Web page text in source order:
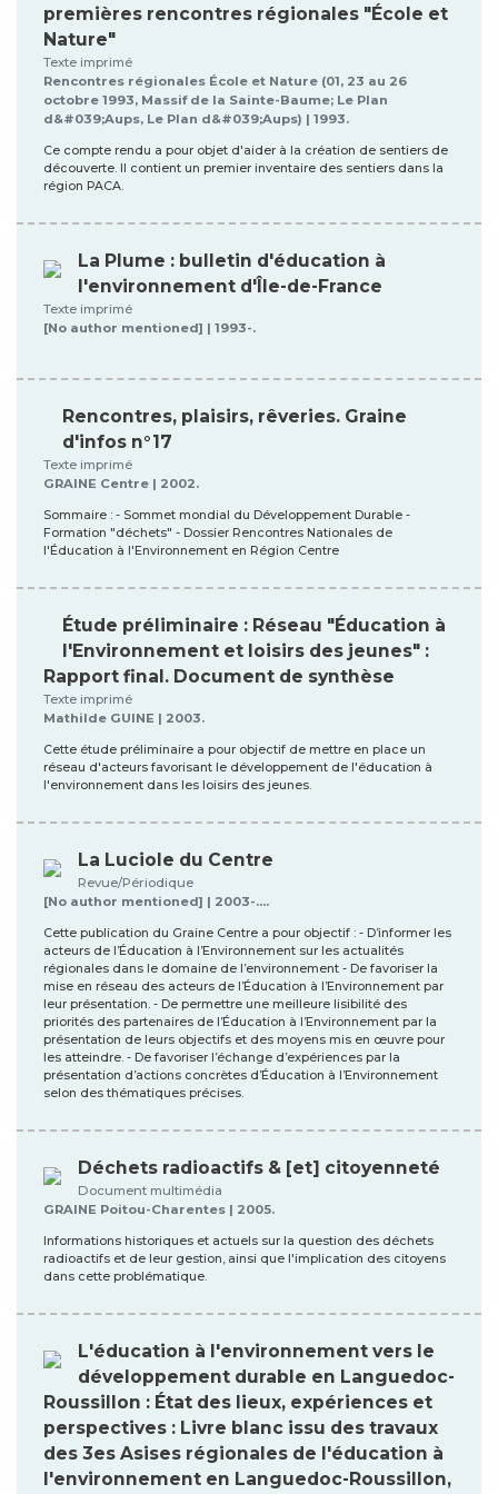
premières rencontres régionales "École et
Nature"
Texte imprimé
Rencontres régionales École et Nature (01, 23 au 26
octobre 1993, Massif de la Sainte-Baume; Le Plan
d&#039;Aups, Le Plan d&#039;Aups) | 1993.
Ce compte rendu a pour objet d'aider à la création de sentiers de
découverte. Il contient un premier inventaire des sentiers dans la
région PACA.
La Plume : bulletin d'éducation à
l'environnement d'Île-de-France
Texte imprimé
[No author mentioned] | 1993-.
Rencontres, plaisirs, rêveries. Graine
d'infos n°17
Texte imprimé
GRAINE Centre | 2002.
Sommaire : - Sommet mondial du Développement Durable -
Formation "déchets" - Dossier Rencontres Nationales de
l'Éducation à l'Environnement en Région Centre
Étude préliminaire : Réseau "Éducation à
l'Environnement et loisirs des jeunes" :
Rapport final. Document de synthèse
Texte imprimé
Mathilde GUINE | 2003.
Cette étude préliminaire a pour objectif de mettre en place un
réseau d'acteurs favorisant le développement de l'éducation à
l'environnement dans les loisirs des jeunes.
La Luciole du Centre
Revue/Périodique
[No author mentioned] | 2003-....
Cette publication du Graine Centre a pour objectif : - D’informer les
acteurs de l’Éducation à l’Environnement sur les actualités
régionales dans le domaine de l’environnement - De favoriser la
mise en réseau des acteurs de l’Éducation à l’Environnement par
leur présentation. - De permettre une meilleure lisibilité des
priorités des partenaires de l’Éducation à l’Environnement par la
présentation de leurs objectifs et des moyens mis en œuvre pour
les atteindre. - De favoriser l’échange d’expériences par la
présentation d’actions concrètes d’Éducation à l’Environnement
selon des thématiques précises.
Déchets radioactifs & [et] citoyenneté
Document multimédia
GRAINE Poitou-Charentes | 2005.
Informations historiques et actuels sur la question des déchets
radioactifs et de leur gestion, ainsi que l'implication des citoyens
dans cette problématique.
L'éducation à l'environnement vers le
développement durable en Languedoc-
Roussillon : État des lieux, expériences et
perspectives : Livre blanc issu des travaux
des 3es Asises régionales de l'éducation à
l'environnement en Languedoc-Roussillon,